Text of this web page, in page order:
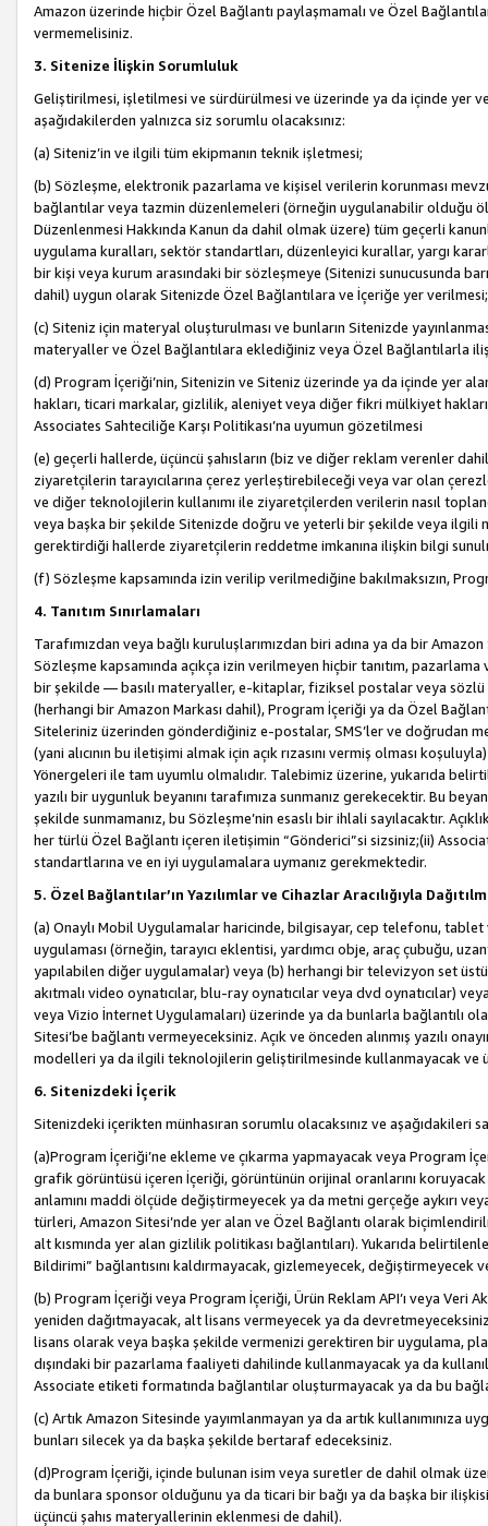
Amazon üzerinde hiçbir Özel Bağlantı paylaşmamalı ve Özel
vermemelisiniz.
3. Sitenize İlişkin Sorumluluk
Geliştirilmesi, işletilmesi ve sürdürülmesi ve üzerinde ya da içinde yer
aşağıdakilerden yalnızca siz sorumlu olacaksınız:
(a) Siteniz’in ve ilgili tüm ekipmanın teknik işletmesi;
(b) Sözleşme, elektronik pazarlama ve kişisel verilerin korunması
bağlantılar veya tazmin düzenlemeleri (örneğin uygulanabilir olduğu
Düzenlenmesi Hakkında Kanun da dahil olmak üzere) tüm geçerli
uygulama kuralları, sektör standartları, düzenleyici kurallar, yargı
bir kişi veya kurum arasındaki bir sözleşmeye (Sitenizi sunucusunda
dahil) uygun olarak Sitenizde Özel Bağlantılara ve İçeriğe yer verilmesi;
(c) Siteniz için materyal oluşturulması ve bunların Sitenizde
materyaller ve Özel Bağlantılara eklediğiniz veya Özel Bağlantılarla
(d) Program İçeriği’nin, Sitenizin ve Siteniz üzerinde ya da içinde yer
hakları, ticari markalar, gizlilik, aleniyet veya diğer fikri mülkiyet
Associates Sahteciliğe Karşı Politikası’na uyumun gözetilmesi
(e) geçerli hallerde, üçüncü şahısların (biz ve diğer reklam verenler
ziyaretçilerin tarayıcılarına çerez yerleştirebileceği veya var olan
ve diğer teknolojilerin kullanımı ile ziyaretçilerden verilerin nasıl
veya başka bir şekilde Sitenizde doğru ve yeterli bir şekilde veya ilgili
gerektirdiği hallerde ziyaretçilerin reddetme imkanına ilişkin bilgi
(f) Sözleşme kapsamında izin verilip verilmediğine bakılmaksızın,
4. Tanıtım Sınırlamaları
Tarafımızdan veya bağlı kuruluşlarımızdan biri adına ya da bir
Sözleşme kapsamında açıkça izin verilmeyen hiçbir tanıtım,
bir şekilde — basılı materyaller, e-kitaplar, fiziksel postalar veya sözlü
(herhangi bir Amazon Markası dahil), Program İçeriği ya da Özel
Siteleriniz üzerinden gönderdiğiniz e-postalar, SMS’ler ve doğrudan
(yani alıcının bu iletişimi almak için açık rızasını vermiş olması
Yönergeleri ile tam uyumlu olmalıdır. Talebimiz üzerine, yukarıda
yazılı bir uygunluk beyanını tarafımıza sunmanız gerekecektir. Bu
şekilde sunmamanız, bu Sözleşme’nin esaslı bir ihlali sayılacaktır.
her türlü Özel Bağlantı içeren iletişimin “Gönderici”si sizsiniz;(ii)
standartlarına ve en iyi uygulamalara uymanız gerekmektedir.
5. Özel Bağlantılar’ın Yazılımlar ve Cihazlar Aracılığıyla
(a) Onaylı Mobil Uygulamalar haricinde, bilgisayar, cep telefonu,
uygulaması (örneğin, tarayıcı eklentisi, yardımcı obje, araç çubuğu,
yapılabilen diğer uygulamalar) veya (b) herhangi bir televizyon set
akıtmalı video oynatıcılar, blu-ray oynatıcılar veya dvd oynatıcılar)
veya Vizio İnternet Uygulamaları) üzerinde ya da bunlarla bağlantılı
Sitesi’be bağlantı vermeyeceksiniz. Açık ve önceden alınmış yazılı
modelleri ya da ilgili teknolojilerin geliştirilmesinde kullanmayacak ve
6. Sitenizdeki İçerik
Sitenizdeki içerikten münhasıran sorumlu olacaksınız ve aşağıdakileri
(a)Program İçeriği’ne ekleme ve çıkarma yapmayacak veya Program
grafik görüntüsü içeren İçeriği, görüntünün orijinal oranlarını
anlamını maddi ölçüde değiştirmeyecek ya da metni gerçeğe aykırı
türleri, Amazon Sitesi’nde yer alan ve Özel Bağlantı olarak
alt kısmında yer alan gizlilik politikası bağlantıları). Yukarıda
Bildirimi” bağlantısını kaldırmayacak, gizlemeyecek,
(b) Program İçeriği veya Program İçeriği, Ürün Reklam API’ı veya Veri
yeniden dağıtmayacak, alt lisans vermeyecek ya da
lisans olarak veya başka şekilde vermenizi gerektiren bir uygulama,
dışındaki bir pazarlama faaliyeti dahilinde kullanmayacak ya da
Associate etiketi formatında bağlantılar oluşturmayacak ya da bu
(c) Artık Amazon Sitesinde yayımlanmayan ya da artık kullanımınıza
bunları silecek ya da başka şekilde bertaraf edeceksiniz.
(d)Program İçeriği, içinde bulunan isim veya suretler de dahil olmak
da bunlara sponsor olduğunu ya da ticari bir bağı ya da başka bir
üçüncü şahıs materyallerinin eklenmesi de dahil).